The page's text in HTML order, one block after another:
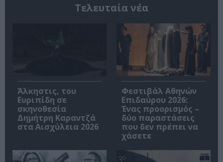
Τελευταία νέα
Άλκηστις, του
Ευριπίδη σε
σκηνοθεσία
Δημήτρη Καραντζά
στα Αισχύλεια 2026
Φεστιβάλ Αθηνών
Επιδαύρου 2026:
Ένας προορισμός –
δύο παραστάσεις
που δεν πρέπει να
χάσετε